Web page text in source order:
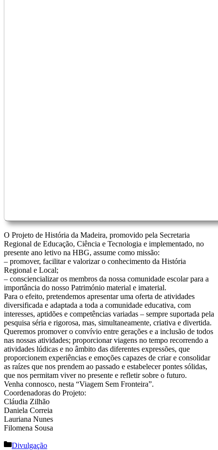
O Projeto de História da Madeira, promovido pela Secretaria
Regional de Educação, Ciência e Tecnologia e implementado, no
presente ano letivo na HBG, assume como missão:
– promover, facilitar e valorizar o conhecimento da História
Regional e Local;
– consciencializar os membros da nossa comunidade escolar para a
importância do nosso Património material e imaterial.
Para o efeito, pretendemos apresentar uma oferta de atividades
diversificada e adaptada a toda a comunidade educativa, com
interesses, aptidões e competências variadas – sempre suportada pela
pesquisa séria e rigorosa, mas, simultaneamente, criativa e divertida.
Queremos promover o convívio entre gerações e a inclusão de todos
nas nossas atividades; proporcionar viagens no tempo recorrendo a
atividades lúdicas e no âmbito das diferentes expressões, que
proporcionem experiências e emoções capazes de criar e consolidar
as raízes que nos prendem ao passado e estabelecer pontes sólidas,
que nos permitam viver no presente e refletir sobre o futuro.
Venha connosco, nesta “Viagem Sem Fronteira”.
Coordenadoras do Projeto:
Cláudia Zilhão
Daniela Correia
Lauriana Nunes
Filomena Sousa
Categorias
Divulgação